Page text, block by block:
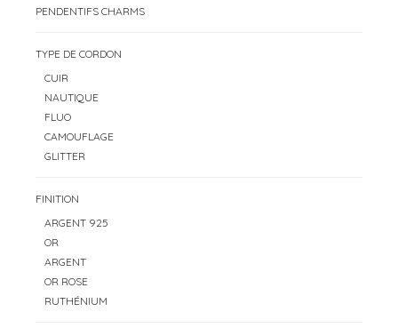
PENDENTIFS CHARMS
TYPE DE CORDON
CUIR
NAUTIQUE
FLUO
CAMOUFLAGE
GLITTER
FINITION
ARGENT 925
OR
ARGENT
OR ROSE
RUTHÉNIUM